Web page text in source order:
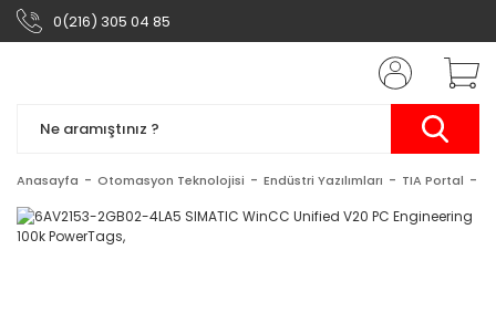
0(216) 305 04 85
Anasayfa Otomasyon Teknolojisi Endüstri Yazılımları TIA Portal